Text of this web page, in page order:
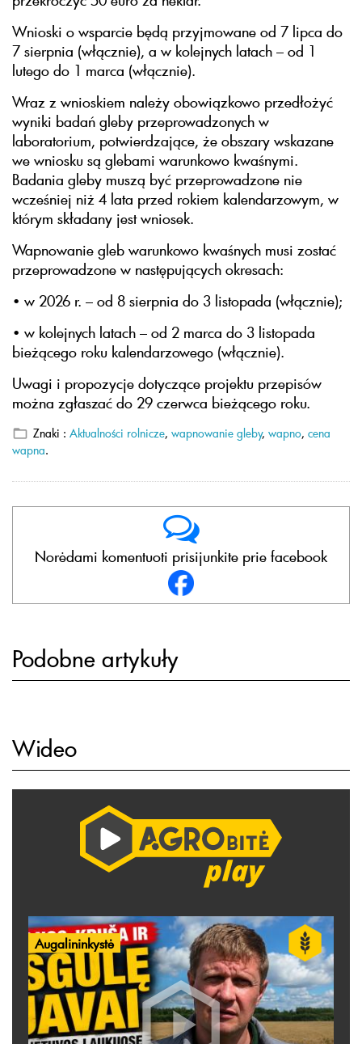
Wnioski o wsparcie będą przyjmowane od 7 lipca do
7 sierpnia (włącznie), a w kolejnych latach – od 1
lutego do 1 marca (włącznie).
Wraz z wnioskiem należy obowiązkowo przedłożyć
wyniki badań gleby przeprowadzonych w
laboratorium, potwierdzające, że obszary wskazane
we wniosku są glebami warunkowo kwaśnymi.
Badania gleby muszą być przeprowadzone nie
wcześniej niż 4 lata przed rokiem kalendarzowym, w
którym składany jest wniosek.
Wapnowanie gleb warunkowo kwaśnych musi zostać
przeprowadzone w następujących okresach:
• w 2026 r. – od 8 sierpnia do 3 listopada (włącznie);
• w kolejnych latach – od 2 marca do 3 listopada
bieżącego roku kalendarzowego (włącznie).
Uwagi i propozycje dotyczące projektu przepisów
można zgłaszać do 29 czerwca bieżącego roku.
Znaki : Aktualności rolnicze, wapnowanie gleby, wapno, cena
wapna.
Norėdami komentuoti prisijunkite prie facebook
Podobne artykuły
Wideo
Augalininkystė